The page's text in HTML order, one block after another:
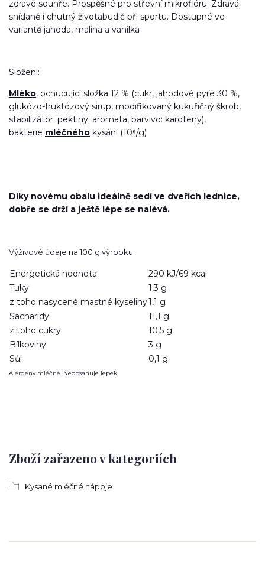
zdravé souhře. Prospěšné pro střevní mikroflóru. Zdravá
snídaně i chutný životabudič při sportu. Dostupné ve
variantě jahoda, malina a vanilka
Složení:
Mléko, ochucující složka 12 % (cukr, jahodové pyré 30 %,
glukózo-fruktózový sirup, modifikovaný kukuřičný škrob,
stabilizátor: pektiny; aromata, barvivo: karoteny),
bakterie mléčného kysání (10⁶/g)
Díky novému obalu ideálně sedí ve dveřích lednice,
dobře se drží a ještě lépe se nalévá.
Výživové údaje na 100 g výrobku:
Energetická hodnota
290 kJ/69 kcal
Tuky
1,3 g
z toho nasycené mastné kyseliny1,1 g
Sacharidy
11,1 g
z toho cukry
10,5 g
Bílkoviny
3 g
Sůl
0,1 g
Alergeny mléčné. Neobsahuje lepek.
Zboží zařazeno v kategoriích
Kysané mléčné nápoje